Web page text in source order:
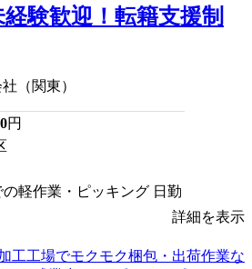
験歓迎！転籍支援制
（関東）
円
軽作業・ピッキング 日勤
詳細を表示